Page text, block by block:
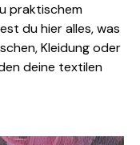
praktischem
du hier alles, was
Kleidung oder
deine textilen